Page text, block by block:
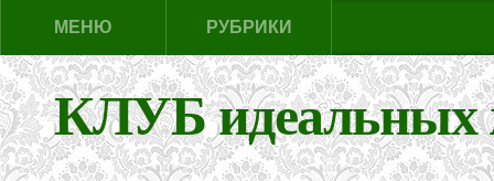
МЕНЮ РУБРИКИ
КЛУБ идеальных